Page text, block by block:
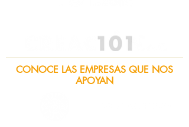
CONOCE LAS EMPRESAS QUE NOS
APOYAN